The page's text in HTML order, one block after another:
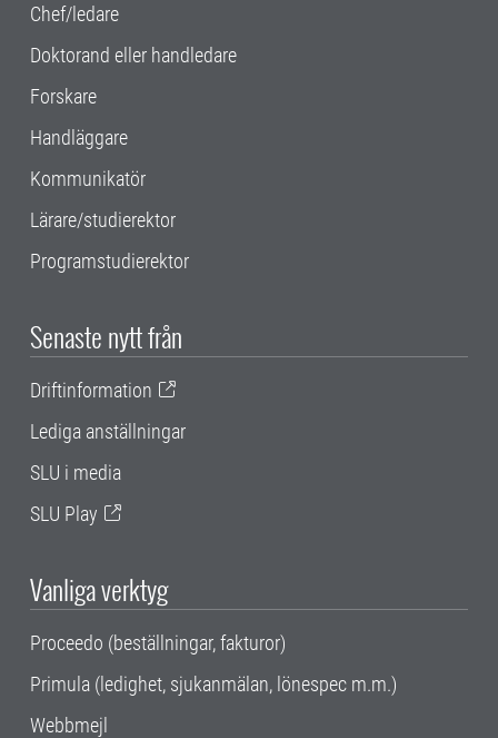
Chef/ledare
Doktorand eller handledare
Forskare
Handläggare
Kommunikatör
Lärare/studierektor
Programstudierektor
Senaste nytt från
Driftinformation
Lediga anställningar
SLU i media
SLU Play
Vanliga verktyg
Proceedo (beställningar, fakturor)
Primula (ledighet, sjukanmälan, lönespec m.m.)
Webbmejl